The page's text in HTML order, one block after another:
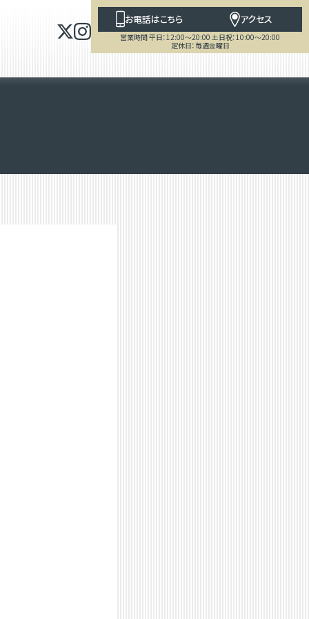
お電話はこちら アクセス
営業時間 平日：12:00～20:00 土日祝：10:00～20:00
定休日：毎週金曜日